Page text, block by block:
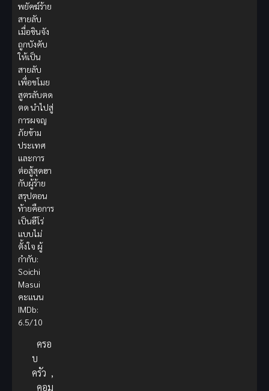
พยัคฆ์ร้าย
สายลับ
เมื่อชินจัง
ถูกบังคับ
ให้เป็น
สายลับ
เพื่อขโมย
สูตรลับตด
ตด นำไปสู่
การผจญ
ภัยข้าม
ประเทศ
และการ
ต่อสู้สุดฮา
กับผู้ร้าย
สรุปตอน
ท้ายคือการ
เป็นฮีโร่
แบบไม่
ตั้งใจ ผู้
กำกับ:
Soichi
Masui
คะแนน
IMDb:
6.5/10
ครอ
บ
ครัว ,
คอม